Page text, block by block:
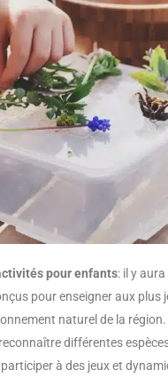
pour enfants: il y
pour enseigner aux plus
naturel de la
différentes
à des jeux et